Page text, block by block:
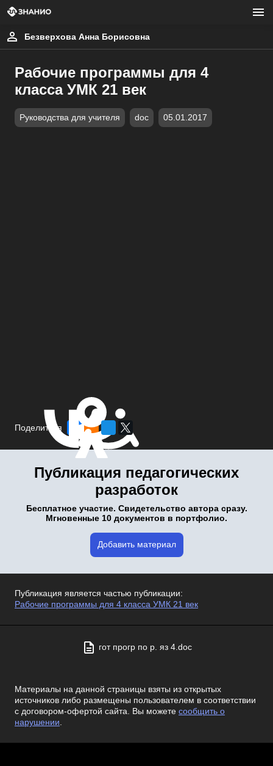
Безверхова Анна Борисовна
Рабочие программы для 4
класса УМК 21 век
Руководства для учителя doc 05.01.2017
Поделиться
Публикация педагогических
разработок
Бесплатное участие. Свидетельство автора сразу.
Мгновенные 10 документов в портфолио.
Добавить материал
Публикация является частью публикации:
Рабочие программы для 4 класса УМК 21 век
гот прогр по р. яз 4.doc
Материалы на данной страницы взяты из открытых
источников либо размещены пользователем в соответствии
с договором-офертой сайта. Вы можете сообщить о
нарушении.